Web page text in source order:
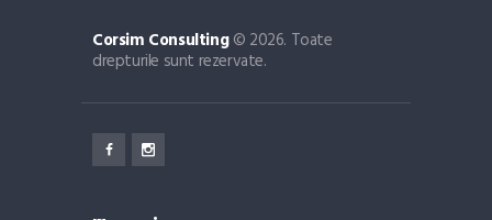
Corsim Consulting© 2026. Toate
drepturile sunt rezervate.